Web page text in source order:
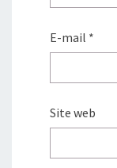
E-mail *
Site web